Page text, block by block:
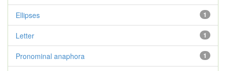
1
Ellipses
1
Letter
1
Pronominal anaphora